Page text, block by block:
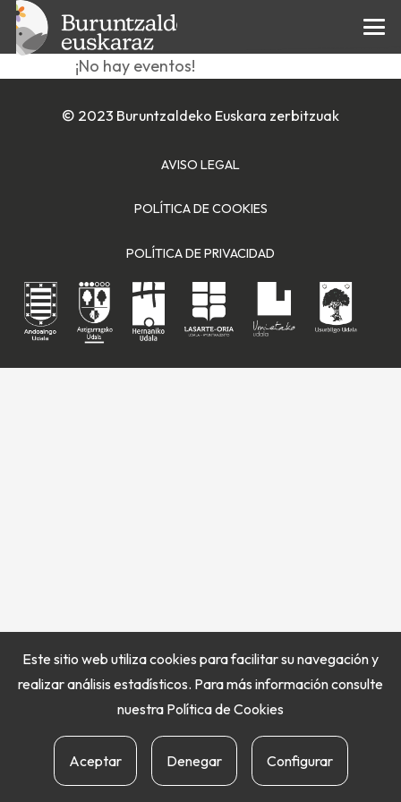
Ihes gela
¡No hay eventos!
© 2023 Buruntzaldeko Euskara zerbitzuak
AVISO LEGAL
POLÍTICA DE COOKIES
POLÍTICA DE PRIVACIDAD
Este sitio web utiliza cookies para facilitar su navegación y
realizar análisis estadísticos. Para más información consulte
nuestra Política de Cookies
Aceptar Denegar Configurar